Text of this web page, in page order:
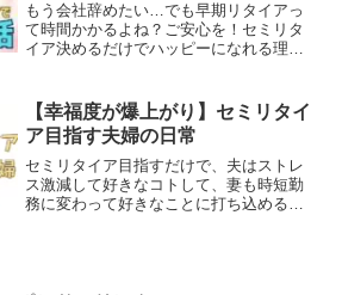
もう会社辞めたい…でも早期リタイアっ
て時間かかるよね？ご安心を！セミリタ
イア決めるだけでハッピーになれる理由
【幸福度が爆上がり】セミリタイ
ア目指す夫婦の日常
セミリタイア目指すだけで、夫はストレ
ス激減して好きなコトして、妻も時短勤
務に変わって好きなことに打ち込める